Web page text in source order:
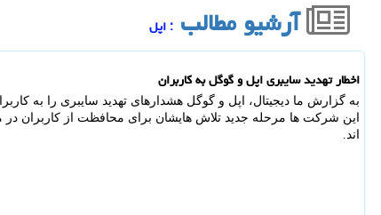
آرشیو مطالب : اپل
اخطار تهدید سایبری اپل و گوگل به کاربران
به گزارش ما دیجیتال، اپل و گوگل هشدارهای تهدید سایبری را به
این شرکت ها مرحله جدید تلاش هایشان برای محافظت از کاربران در
اند.